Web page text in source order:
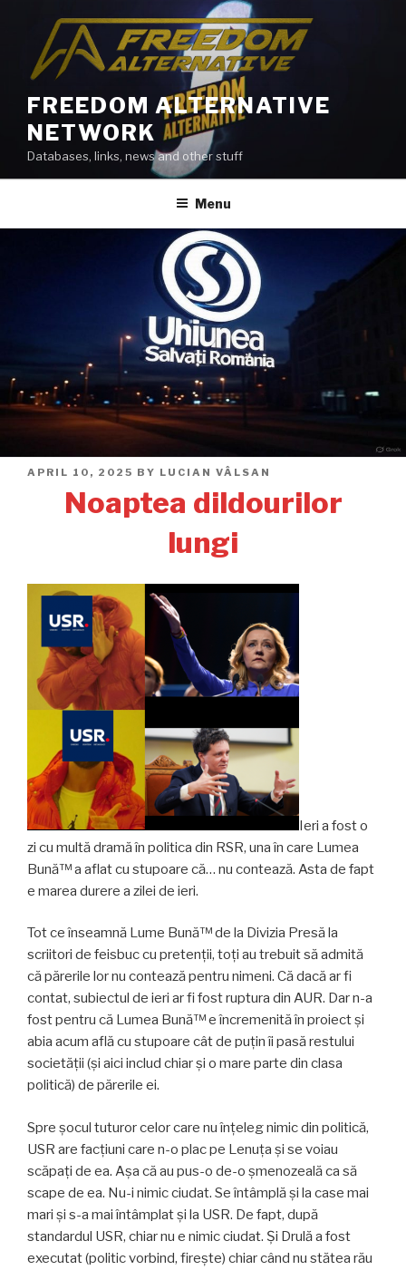
content
FREEDOM ALTERNATIVE
NETWORK
Databases, links, news and other stuff
Menu
POSTED
APRIL 10, 2025 BY LUCIAN VÂLSAN
Noaptea dildourilor
lungi
Ieri a fost o
zi cu multă dramă în politica din RSR, una în care Lumea
Bună™ a aflat cu stupoare că… nu contează. Asta de fapt
e marea durere a zilei de ieri.
Tot ce înseamnă Lume Bună™ de la Divizia Presă la
scriitori de feisbuc cu pretenții, toți au trebuit să admită
că părerile lor nu contează pentru nimeni. Că dacă ar fi
contat, subiectul de ieri ar fi fost ruptura din AUR. Dar n-a
fost pentru că Lumea Bună™ e încremenită în proiect și
abia acum află cu stupoare cât de puțin îi pasă restului
societății (și aici includ chiar și o mare parte din clasa
politică) de părerile ei.
Spre șocul tuturor celor care nu înțeleg nimic din politică,
USR are facțiuni care n-o plac pe Lenuța și se voiau
scăpați de ea. Așa că au pus-o de-o șmenozeală ca să
scape de ea. Nu-i nimic ciudat. Se întâmplă și la case mai
mari și s-a mai întâmplat și la USR. De fapt, după
standardul USR, chiar nu e nimic ciudat. Și Drulă a fost
executat (politic vorbind, firește) chiar când nu stătea rău